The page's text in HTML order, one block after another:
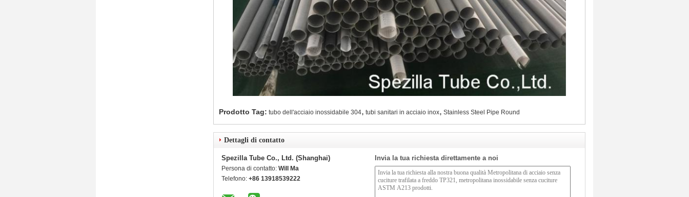
Prodotto Tag: tubo dell'acciaio inossidabile 304, tubi sanitari in acciaio inox, Stainless Steel Pipe Round
Dettagli di contatto
Spezilla Tube Co., Ltd. (Shanghai)
Persona di contatto: Will Ma
Telefono: +86 13918539222
Invia la tua richiesta direttamente a noi